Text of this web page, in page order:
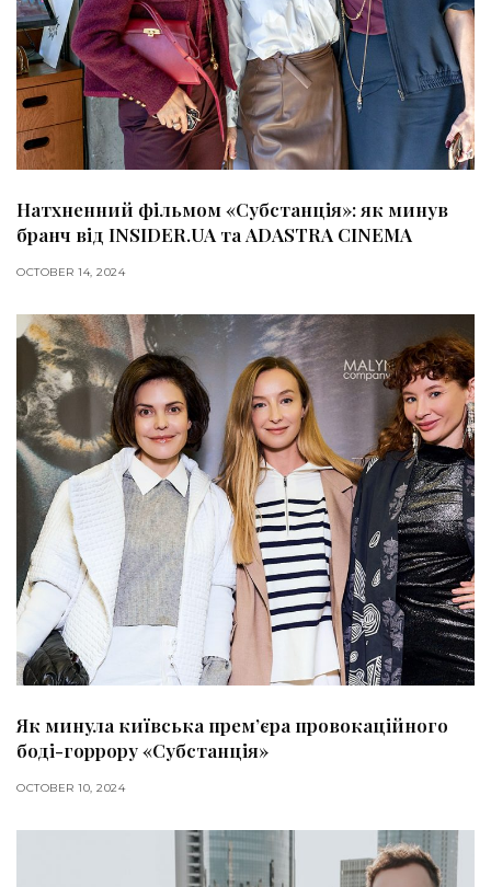
Натхненний фільмом «Субстанція»: як минув
бранч від INSIDER.UA та ADASTRA CINEMA
OCTOBER 14, 2024
Як минула київська прем’єра провокаційного
боді-горрору «Субстанція»
OCTOBER 10, 2024